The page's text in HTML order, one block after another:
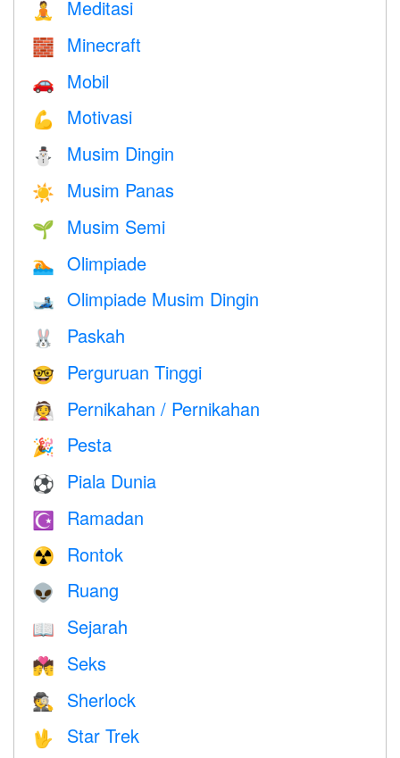
🧘 Meditasi
🧱 Minecraft
🚗 Mobil
💪 Motivasi
⛄ Musim Dingin
☀️ Musim Panas
🌱 Musim Semi
🏊 Olimpiade
🎿 Olimpiade Musim Dingin
🐰 Paskah
🤓 Perguruan Tinggi
👰 Pernikahan / Pernikahan
🎉 Pesta
⚽ Piala Dunia
☪️ Ramadan
☢️ Rontok
👽 Ruang
📖 Sejarah
💏 Seks
🕵️ Sherlock
🖖 Star Trek